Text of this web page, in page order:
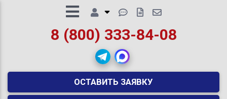
8 (800) 333-84-08
ОСТАВИТЬ ЗАЯВКУ